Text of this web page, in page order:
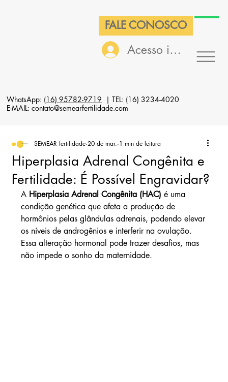
FALE CONOSCO
Acesso interno
WhatsApp: (16) 95782-9719 | TEL: (16) 3234-4020
E-MAIL: contato@semearfertilidade.com
Hiperplasia Adrenal Congênita e
Fertilidade: É Possível Engravidar?
SEMEAR fertilidade 20 de mar. 1 min de leitura
A Hiperplasia Adrenal Congênita (HAC) é uma
condição genética que afeta a produção de
hormônios pelas glândulas adrenais, podendo elevar
os níveis de androgênios e interferir na ovulação.
Essa alteração hormonal pode trazer desafios, mas
não impede o sonho da maternidade.